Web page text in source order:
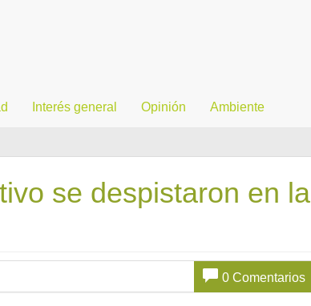
Interés general Opinión Ambiente
se despistaron en la
0 Comentarios